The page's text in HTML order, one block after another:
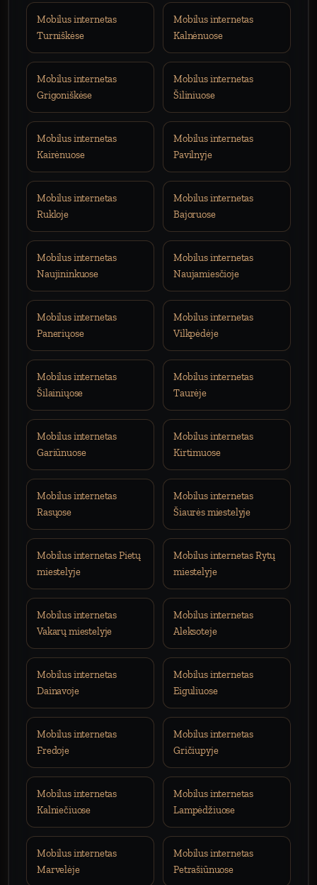
Mobilus internetas
Turniškėse
Mobilus internetas
Kalnėnuose
Mobilus internetas
Grigoniškėse
Mobilus internetas
Šiliniuose
Mobilus internetas
Kairėnuose
Mobilus internetas
Pavilnyje
Mobilus internetas
Rukloje
Mobilus internetas
Bajoruose
Mobilus internetas
Naujininkuose
Mobilus internetas
Naujamiesčioje
Mobilus internetas
Paneriųose
Mobilus internetas
Vilkpėdėje
Mobilus internetas
Šilainiųose
Mobilus internetas
Taurėje
Mobilus internetas
Gariūnuose
Mobilus internetas
Kirtimuose
Mobilus internetas
Rasųose
Mobilus internetas
Šiaurės miestelyje
Mobilus internetas Pietų
miestelyje
Mobilus internetas Rytų
miestelyje
Mobilus internetas
Vakarų miestelyje
Mobilus internetas
Aleksoteje
Mobilus internetas
Dainavoje
Mobilus internetas
Eiguliuose
Mobilus internetas
Fredoje
Mobilus internetas
Gričiupyje
Mobilus internetas
Kalniečiuose
Mobilus internetas
Lampėdžiuose
Mobilus internetas
Marvelėje
Mobilus internetas
Petrašiūnuose